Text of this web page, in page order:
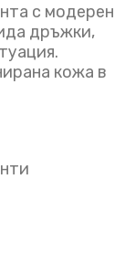
с модерен
дръжки,
кожа в